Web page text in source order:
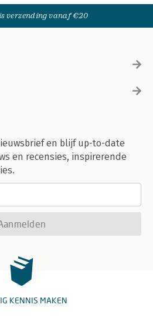
verzending vanaf €20
en blijf up-to-date
en recensies, inspirerende
KENNIS MAKEN